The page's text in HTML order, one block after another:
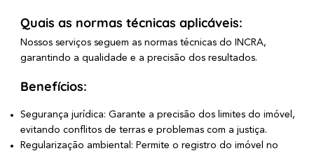
Quais as normas técnicas aplicáveis:
Nossos serviços seguem as normas técnicas do INCRA,
garantindo a qualidade e a precisão dos resultados.
Benefícios:
Segurança jurídica: Garante a precisão dos limites do imóvel,
evitando conflitos de terras e problemas com a justiça.
Regularização ambiental: Permite o registro do imóvel no